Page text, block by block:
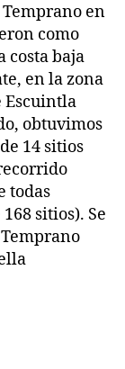
en
como
costa baja
en la zona
Escuintla
obtuvimos
14 sitios
todas
sitios). Se